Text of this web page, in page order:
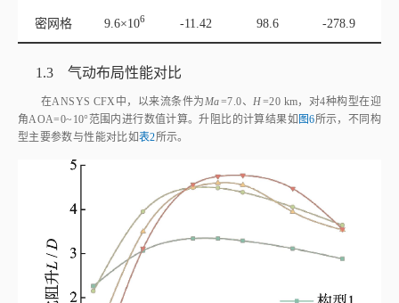
密网格 9.6×106 -11.42 98.6 -278.9
1.3 气动布局性能对比
在ANSYS CFX中，以来流条件为 Ma=7.0、 H=20 km，对4种构型在迎
角AOA=0~10°范围内进行数值计算。升阻比的计算结果如 图6所示，不同构
型主要参数与性能对比如表2所示。